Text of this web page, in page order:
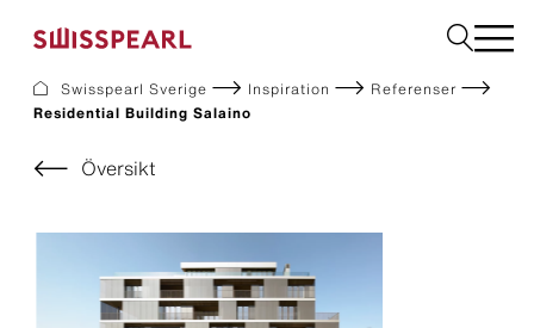
Fasad
Tak
Bygg
Interiör
Ladda ner dokument
Swisspearl Sverige Inspiration
Referenser
Residential Building Salaino
Översikt